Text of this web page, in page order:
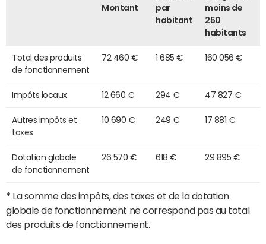
Montant
par
habitant
moins de
250
habitants
Total des produits
de fonctionnement
72 460 € 1 685 € 160 056 €
Impôts locaux 12 660 € 294 € 47 827 €
Autres impôts et
taxes
10 690 € 249 € 17 881 €
Dotation globale
de fonctionnement
26 570 € 618 € 29 895 €
* La somme des impôts, des taxes et de la dotation
globale de fonctionnement ne correspond pas au total
des produits de fonctionnement.